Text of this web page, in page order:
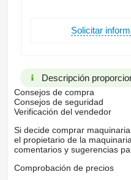
Solicitar
Descripción
Consejos de compra
Consejos de seguridad
Verificación del vendedor
Si decide comprar
el propietario de la
comentarios y sugerencias
Comprobación de precios